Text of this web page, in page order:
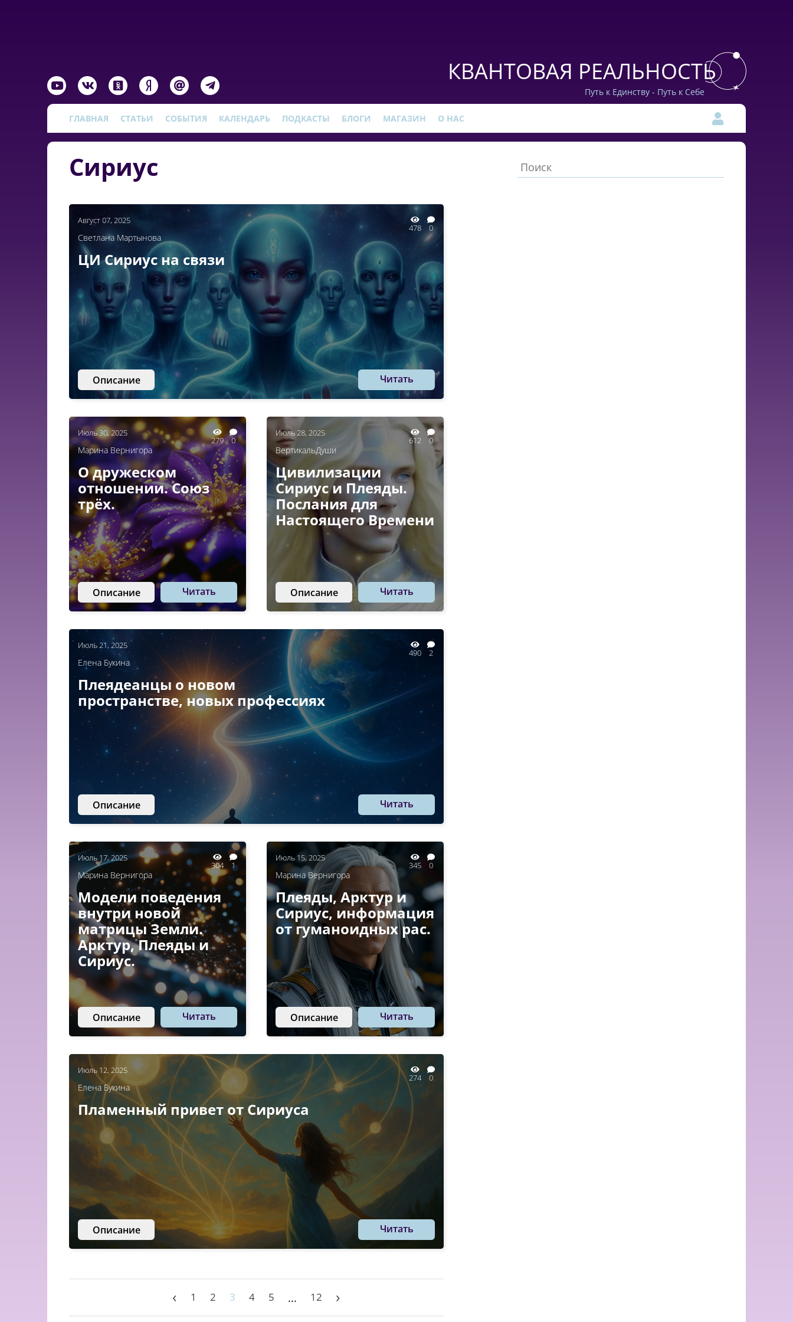
КВАНТОВАЯ РЕАЛЬНОСТЬ
Путь к Единству - Путь к Себе
ГЛАВНАЯ СТАТЬИ СОБЫТИЯ КАЛЕНДАРЬ ПОДКАСТЫ БЛОГИ МАГАЗИН О НАС
Сириус
Август 07, 2025
478 0
Светлана Мартынова
ЦИ Сириус на связи
Описание Читать
Июль 30, 2025
279 0
Марина Вернигора
О дружеском
отношении. Союз
трёх.
Описание Читать
Июль 28, 2025
612 0
ВертикальДуши
Цивилизации
Сириус и Плеяды.
Послания для
Настоящего Времени
Описание Читать
Июль 21, 2025
490 2
Елена Букина
Плеядеанцы о новом
пространстве, новых профессиях
Описание Читать
Июль 17, 2025
304 1
Марина Вернигора
Модели поведения
внутри новой
матрицы Земли.
Арктур, Плеяды и
Сириус.
Описание Читать
Июль 15, 2025
345 0
Марина Вернигора
Плеяды, Арктур и
Сириус, информация
от гуманоидных рас.
Описание Читать
Июль 12, 2025
274 0
Елена Букина
Пламенный привет от Сириуса
Описание Читать
‹ 1 2 3 4 5 ... 12 ›